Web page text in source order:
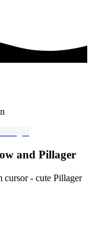
and Pillager
cursor - cute Pillager